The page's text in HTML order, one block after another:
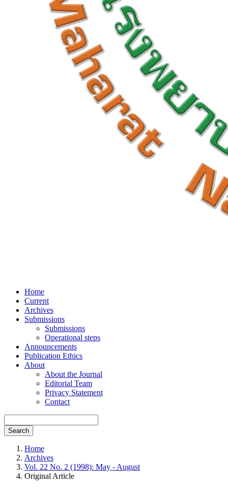
Home
Current
Archives
Submissions
Submissions
Operational steps
Announcements
Publication Ethics
About
About the Journal
Editorial Team
Privacy Statement
Contact
Search
Home
Archives
Vol. 22 No. 2 (1998): May - August
Original Article